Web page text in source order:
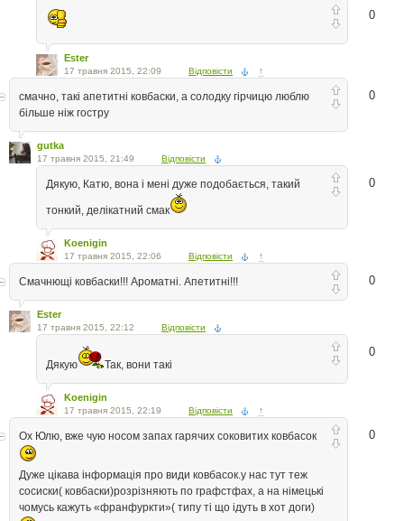
0
Ester
17 травня 2015, 22:09 Відповісти ↑
0
смачно, такі апетитні ковбаски, а солодку гірчицю люблю
більше ніж гостру
gutka
17 травня 2015, 21:49 Відповісти
0
Дякую, Катю, вона і мені дуже подобається, такий
тонкий, делікатний смак
Koenigin
17 травня 2015, 22:06 Відповісти ↑
0
Смачнющі ковбаски!!! Ароматні. Апетитні!!!
Ester
17 травня 2015, 22:12 Відповісти
0
Дякую Так, вони такі
Koenigin
17 травня 2015, 22:19 Відповісти ↑
0
Ох Юлю, вже чую носом запах гарячих соковитих ковбасок
Дуже цікава інформація про види ковбасок.у нас тут теж
сосиски( ковбаски)розрізняють по графстфах, а на німецькі
чомусь кажуть «франфуркти»( типу ті що ідуть в хот доги)